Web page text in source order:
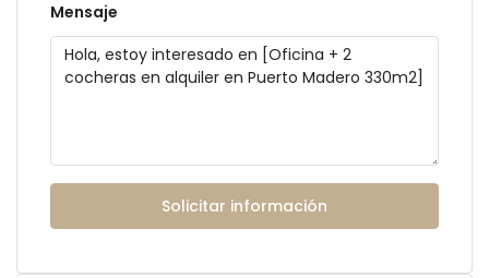
Mensaje
Solicitar información